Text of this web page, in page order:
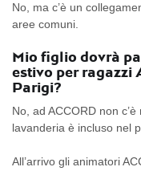
No, ma c’è un
aree comuni.
Mio figlio dovrà
estivo per ragazzi
Parigi?
No, ad ACCORD non
lavanderia è incluso nel
All’arrivo gli animatori